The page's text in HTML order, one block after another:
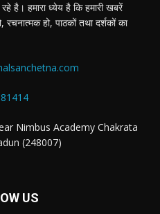
है। हमारा ध्येय है कि हमारी खबरें
रचनात्मक हो, पाठकों तथा दर्शकों का
Nimbus Academy Chakrata
(248007)
US